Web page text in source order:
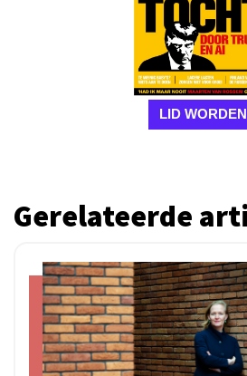
LID WORDEN
Gerelateerde